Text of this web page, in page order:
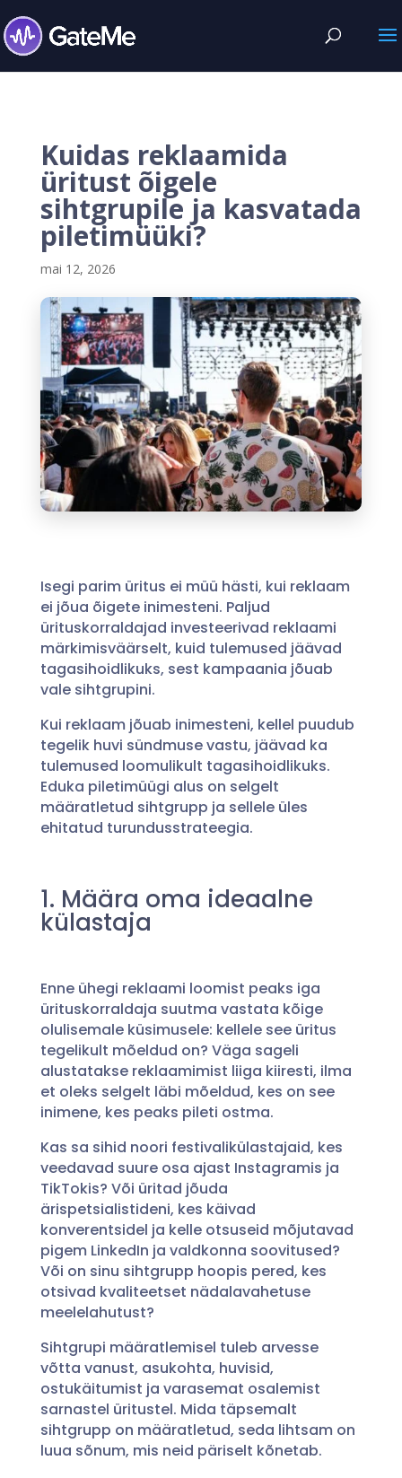
Kuidas reklaamida
üritust õigele
sihtgrupile ja kasvatada
piletimüüki?
mai 12, 2026
Isegi parim üritus ei müü hästi, kui reklaam
ei jõua õigete inimesteni. Paljud
ürituskorraldajad investeerivad reklaami
märkimisväärselt, kuid tulemused jäävad
tagasihoidlikuks, sest kampaania jõuab
vale sihtgrupini.
Kui reklaam jõuab inimesteni, kellel puudub
tegelik huvi sündmuse vastu, jäävad ka
tulemused loomulikult tagasihoidlikuks.
Eduka piletimüügi alus on selgelt
määratletud sihtgrupp ja sellele üles
ehitatud turundusstrateegia.
1. Määra oma ideaalne
külastaja
Enne ühegi reklaami loomist peaks iga
ürituskorraldaja suutma vastata kõige
olulisemale küsimusele: kellele see üritus
tegelikult mõeldud on? Väga sageli
alustatakse reklaamimist liiga kiiresti, ilma
et oleks selgelt läbi mõeldud, kes on see
inimene, kes peaks pileti ostma.
Kas sa sihid noori festivalikülastajaid, kes
veedavad suure osa ajast Instagramis ja
TikTokis? Või üritad jõuda
ärispetsialistideni, kes käivad
konverentsidel ja kelle otsuseid mõjutavad
pigem LinkedIn ja valdkonna soovitused?
Või on sinu sihtgrupp hoopis pered, kes
otsivad kvaliteetset nädalavahetuse
meelelahutust?
Sihtgrupi määratlemisel tuleb arvesse
võtta vanust, asukohta, huvisid,
ostukäitumist ja varasemat osalemist
sarnastel üritustel. Mida täpsemalt
sihtgrupp on määratletud, seda lihtsam on
luua sõnum, mis neid päriselt kõnetab.